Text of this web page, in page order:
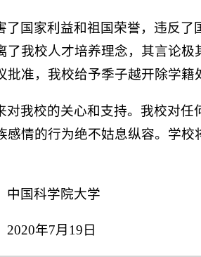
国家利益和祖国荣誉，违反了
了我校人才培养理念，其言论极
准，我校给予季子越开除学籍
对我校的关心和支持。我校对任
感情的行为绝不姑息纵容。学校
院大学
19日